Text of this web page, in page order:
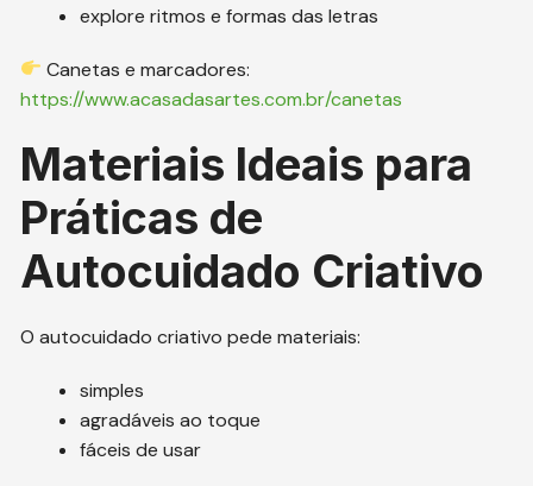
explore ritmos e formas das letras
Canetas e marcadores:
https://www.acasadasartes.com.br/canetas
Materiais Ideais para
Práticas de
Autocuidado Criativo
O autocuidado criativo pede materiais:
simples
agradáveis ao toque
fáceis de usar